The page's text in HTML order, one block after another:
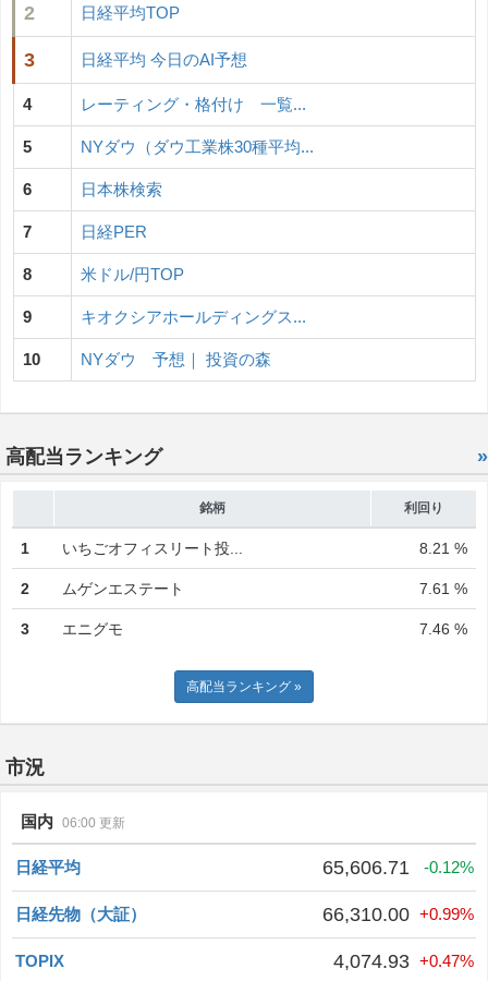
2 日経平均TOP
3 日経平均 今日のAI予想
4 レーティング・格付け 一覧...
5 NYダウ（ダウ工業株30種平均...
6 日本株検索
7 日経PER
8 米ドル/円TOP
9 キオクシアホールディングス...
10 NYダウ 予想｜ 投資の森
高配当ランキング »
銘柄 利回り
1 いちごオフィスリート投... 8.21 %
2 ムゲンエステート 7.61 %
3 エニグモ 7.46 %
高配当ランキング »
市況
国内 06:00 更新
日経平均 65,606.71 -0.12%
日経先物（大証） 66,310.00 +0.99%
TOPIX 4,074.93 +0.47%